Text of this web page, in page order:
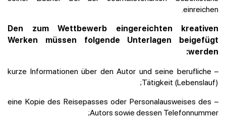
einreichen.
Den zum Wettbewerb eingereichten kreativen
Werken müssen folgende Unterlagen beigefügt
werden:
– kurze Informationen über den Autor und seine berufliche
Tätigkeit (Lebenslauf);
– eine Kopie des Reisepasses oder Personalausweises des
Autors sowie dessen Telefonnummer;